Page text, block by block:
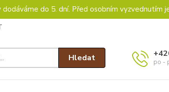
do 5. dní. Před osobním vyzvednutím
Hledat po -